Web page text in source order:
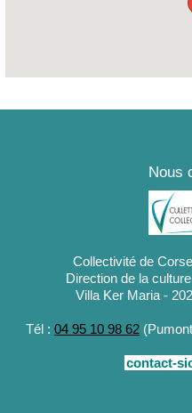
Nous
Collectivité de
Direction de la
Villa Ker Maria -
Tél : 04 95 10 98 62
contact-